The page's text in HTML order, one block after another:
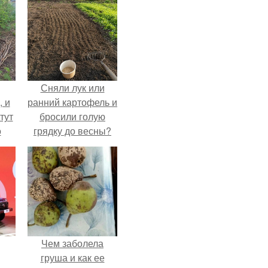
и
Сняли лук или
ранний картофель и
бросили голую
грядку до весны?
Чем заболела
груша и как ее